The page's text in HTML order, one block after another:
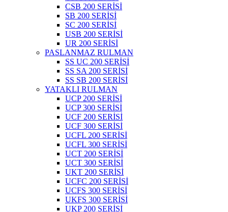
CSB 200 SERİSİ
SB 200 SERİSİ
SC 200 SERİSİ
USB 200 SERİSİ
UR 200 SERİSİ
PASLANMAZ RULMAN
SS UC 200 SERİSİ
SS SA 200 SERİSİ
SS SB 200 SERİSİ
YATAKLI RULMAN
UCP 200 SERİSİ
UCP 300 SERİSİ
UCF 200 SERİSİ
UCF 300 SERİSİ
UCFL 200 SERİSİ
UCFL 300 SERİSİ
UCT 200 SERİSİ
UCT 300 SERİSİ
UKT 200 SERİSİ
UCFC 200 SERİSİ
UCFS 300 SERİSİ
UKFS 300 SERİSİ
UKP 200 SERİSİ